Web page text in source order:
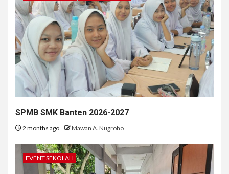
SPMB SMK Banten 2026-2027
2 months ago Mawan A. Nugroho
EVENT SEKOLAH